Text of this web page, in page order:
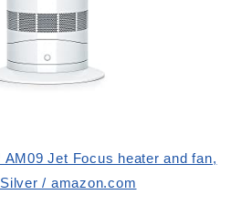
Jet Focus heater and fan,
/ amazon.com